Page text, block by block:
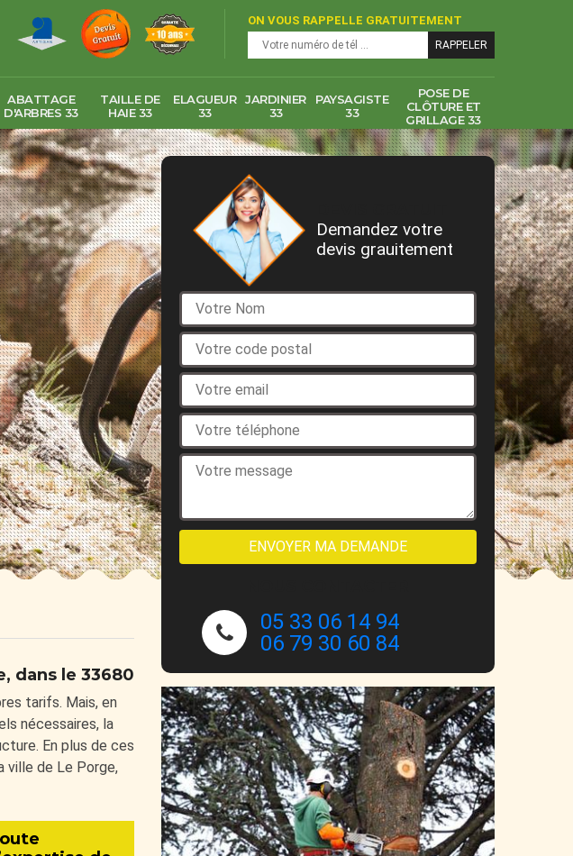
ON VOUS RAPPELLE GRATUITEMENT
ABATTAGE
D'ARBRES 33
TAILLE DE
HAIE 33
ELAGUEUR
33
JARDINIER
33
PAYSAGISTE
33
POSE DE
CLÔTURE ET
GRILLAGE 33
dans le 33680
tarifs. Mais, en
nécessaires, la
En plus de ces
ville de Le Porge,
Demandez votre
devis grauitement
05 33 06 14 94
06 79 30 60 84